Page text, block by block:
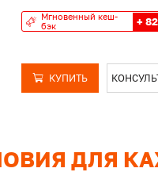
Мгновенный кеш-
бэк
+
КУПИТЬ
ДЛЯ